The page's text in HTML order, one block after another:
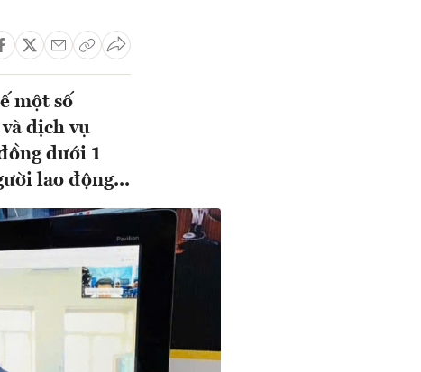
một số
dịch vụ
dưới 1
lao động...